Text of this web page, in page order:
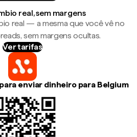
real, sem margens
real — a mesma que você vê no
sem margens ocultas.
Ver tarifas
enviar dinheiro para Belgium